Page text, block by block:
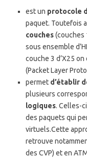
est un protocole
paquet. Toutefois
couches(couches
sous ensemble
couche 3 d’X25
(Packet Layer
permet d’établir
plusieurs
logiques. Celles-
des paquets qui
virtuels.Cette
retrouve
des CVP) et en